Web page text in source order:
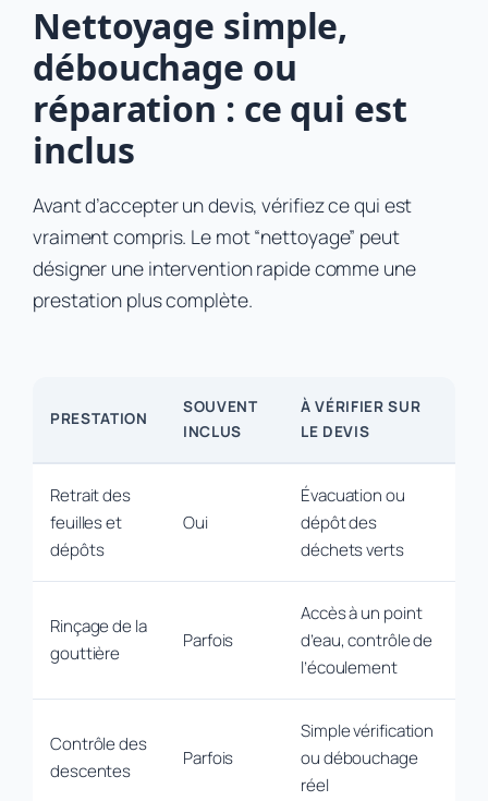
Nettoyage simple,
débouchage ou
réparation : ce qui est
inclus
Avant d’accepter un devis, vérifiez ce qui est
vraiment compris. Le mot “nettoyage” peut
désigner une intervention rapide comme une
prestation plus complète.
PRESTATION
SOUVENT
INCLUS
À VÉRIFIER SUR
LE DEVIS
Retrait des
feuilles et
dépôts
Oui
Évacuation ou
dépôt des
déchets verts
Rinçage de la
gouttière
Parfois
Accès à un point
d’eau, contrôle de
l’écoulement
Contrôle des
descentes
Parfois
Simple vérification
ou débouchage
réel